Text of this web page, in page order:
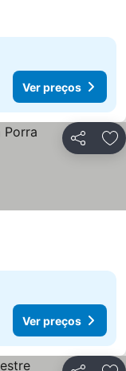
Ver preços
Partilhar
Ver preços